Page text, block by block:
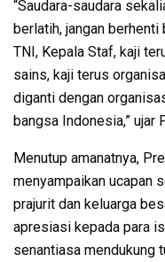
“Saudara-saudara
berlatih, jangan berhenti
TNI, Kepala Staf, kaji
sains, kaji terus
diganti dengan
bangsa Indonesia,” ujar
Menutup amanatnya,
menyampaikan ucapan
prajurit dan keluarga
apresiasi kepada para
senantiasa mendukung